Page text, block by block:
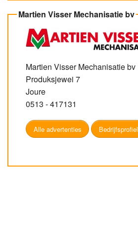
Martien Visser Mechanisatie bv
Martien Visser Mechanisatie bv
Produksjewei 7
Joure
0513 - 417131
Alle advertenties Bedrijfsprofiel